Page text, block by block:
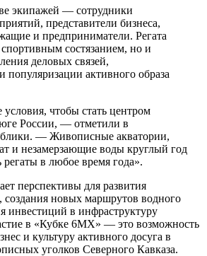
экипажей — сотрудники
представители бизнеса,
и предприниматели. Регата
спортивным состязанием, но и
деловых связей,
популяризации активного образа
условия, чтобы стать центром
России, — отметили в
— Живописные акватории,
и незамерзающие воды круглый год
в любое время года».
перспективы для развития
создания новых маршрутов водного
инвестиций в инфраструктуру
в «Кубке 6МХ» — это возможность
и культуру активного досуга в
уголков Северного Кавказа.